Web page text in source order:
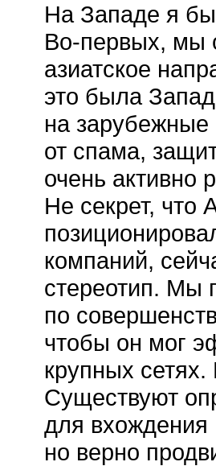
На Западе я бы
Во-первых, мы
азиатское
это была
на
от спама,
очень активно
Не секрет, что
компаний,
стереотип. Мы
по
чтобы он мог
крупных
Существуют
для вхождения
но верно